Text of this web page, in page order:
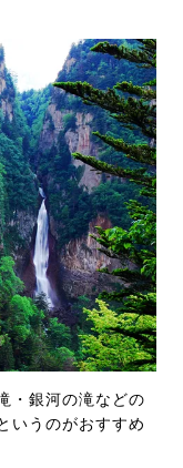
・銀河の滝などの
いうのがおすすめ